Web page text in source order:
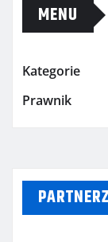
MENU
Kategorie
Prawnik